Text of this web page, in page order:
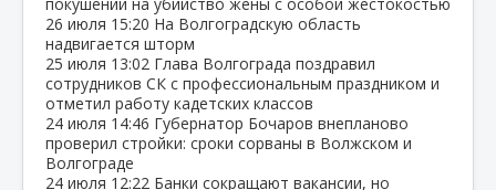
26 июля 15:20 На Волгоградскую область
надвигается шторм
25 июля 13:02 Глава Волгограда поздравил
сотрудников СК с профессиональным праздником и
отметил работу кадетских классов
24 июля 14:46 Губернатор Бочаров внепланово
проверил стройки: сроки сорваны в Волжском и
Волгограде
24 июля 12:22 Банки сокращают вакансии, но